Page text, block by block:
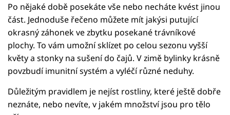
Po nějaké době posekáte vše nebo necháte kvést jinou
část. Jednoduše řečeno můžete mít jakýsi putující
okrasný záhonek ve zbytku posekané trávníkové
plochy. To vám umožní sklízet po celou sezonu vyšší
květy a stonky na sušení do čajů. V zimě bylinky krásně
povzbudí imunitní systém a vyléčí různé neduhy.
Důležitým pravidlem je nejíst rostliny, které ještě dobře
neznáte, nebo nevíte, v jakém množství jsou pro tělo